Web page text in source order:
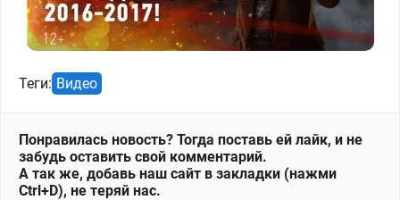
Теги: Видео
Понравилась новость? Тогда поставь ей лайк, и не
забудь оставить свой комментарий.
А так же, добавь наш сайт в закладки (нажми
Ctrl+D), не теряй нас.